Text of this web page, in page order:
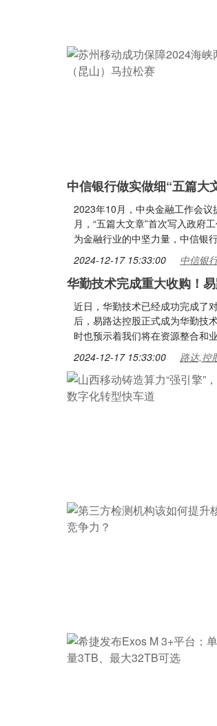
中信银行做实做细“五篇大
2023年10月，中央金融工作会
月，“五篇大文章”首次写入政府
为金融行业的中坚力量，中信银
2024-12-17 15:33:00 中信银
华勤技术完成重大收购！
近日，华勤技术已经成功完成了
后，易路达控股正式成为华勤技
时也预示着我们将在资源整合和
2024-12-17 15:33:00 路达,控